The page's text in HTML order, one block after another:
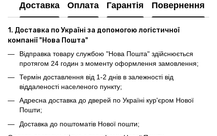
Доставка Оплата Гарантія Повернення
1. Доставка по Україні за допомогою логістичної
компанії "Нова Пошта"
Відправка товару службою "Нова Пошта" здійснюється
протягом 24 годин з моменту оформлення замовлення;
Термін доставлення від 1-2 днів в залежності від
віддаленості населеного пункту;
Адресна доставка до дверей по Україні кур'єром Нової
Пошти;
Доставка до поштоматів Нової пошти;